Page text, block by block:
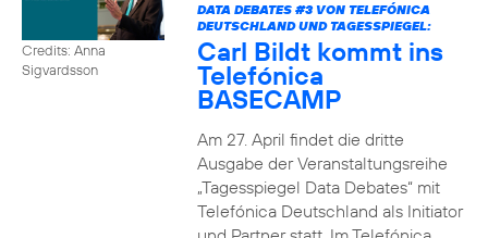
Credits: Anna
Sigvardsson
DATA DEBATES #3VON TELEFÓNICA
DEUTSCHLAND UND TAGESSPIEGEL:
Carl Bildt kommt ins
Telefónica
BASECAMP
Am 27. April findet die dritte
Ausgabe der Veranstaltungsreihe
„Tagesspiegel Data Debates“ mit
Telefónica Deutschland als Initiator